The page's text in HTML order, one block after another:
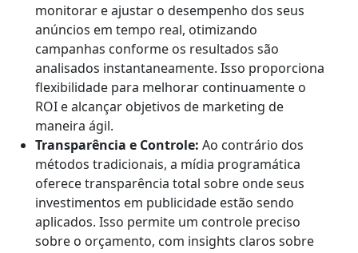
monitorar e ajustar o desempenho dos seus
anúncios em tempo real, otimizando
campanhas conforme os resultados são
analisados instantaneamente. Isso proporciona
flexibilidade para melhorar continuamente o
ROI e alcançar objetivos de marketing de
maneira ágil.
Transparência e Controle: Ao contrário dos
métodos tradicionais, a mídia programática
oferece transparência total sobre onde seus
investimentos em publicidade estão sendo
aplicados. Isso permite um controle preciso
sobre o orçamento, com insights claros sobre